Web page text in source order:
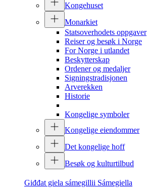
Kongehuset
Monarkiet
Statsoverhodets oppgaver
Reiser og besøk i Norge
For Norge i utlandet
Beskytterskap
Ordener og medaljer
Signingstradisjonen
Arverekken
Historie
Kongelige symboler
Kongelige eiendommer
Det kongelige hoff
Besøk og kulturtilbud
Giđđat giela sámegillii Sámegiella